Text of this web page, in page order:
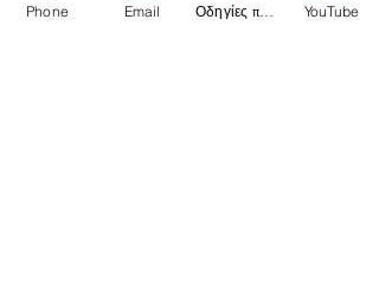
Phone Email Οδηγίες προς το ιατρείο YouTube